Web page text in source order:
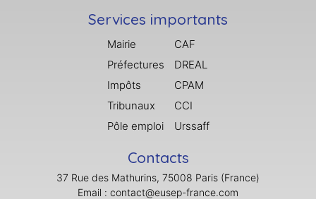
Services importants
Mairie
Préfectures
Impôts
Tribunaux
Pôle emploi
CAF
DREAL
CPAM
CCI
Urssaff
Contacts
37 Rue des Mathurins, 75008 Paris (France)
Email : contact@eusep-france.com